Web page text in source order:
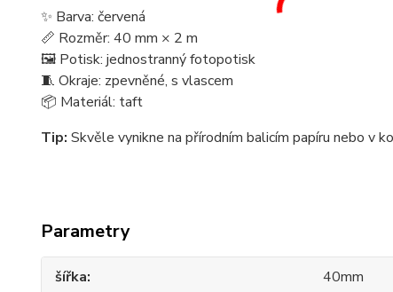
✨ Barva: červená
📏 Rozměr: 40 mm × 2 m
🖼️ Potisk: jednostranný fotopotisk
🧵 Okraje: zpevněné, s vlascem
📦 Materiál: taft
Tip: Skvěle vynikne na přírodním balicím papíru nebo v
Parametry
šířka
40mm